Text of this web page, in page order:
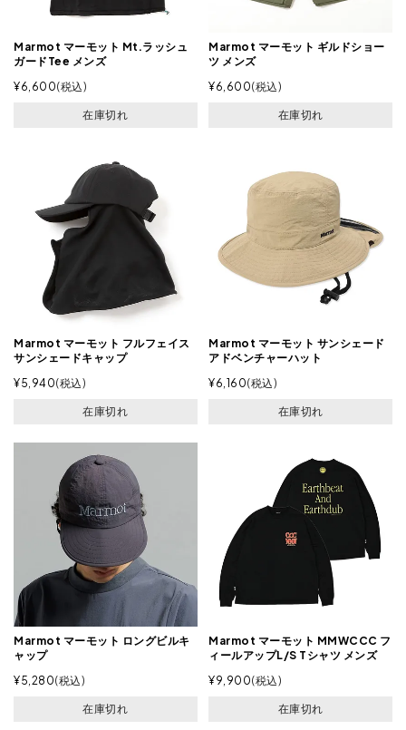
Marmot マーモット Mt.ラッシュ
ガードTee メンズ
¥6,600 税込
在庫切れ
Marmot マーモット ギルドショー
ツ メンズ
¥6,600 税込
在庫切れ
Marmot マーモット フルフェイス
サンシェードキャップ
¥5,940 税込
在庫切れ
Marmot マーモット サンシェード
アドベンチャーハット
¥6,160 税込
在庫切れ
Marmot マーモット ロングビルキ
ャップ
¥5,280 税込
在庫切れ
Marmot マーモット MMWCCC フ
ィールアップL/S Tシャツ メンズ
¥9,900 税込
在庫切れ